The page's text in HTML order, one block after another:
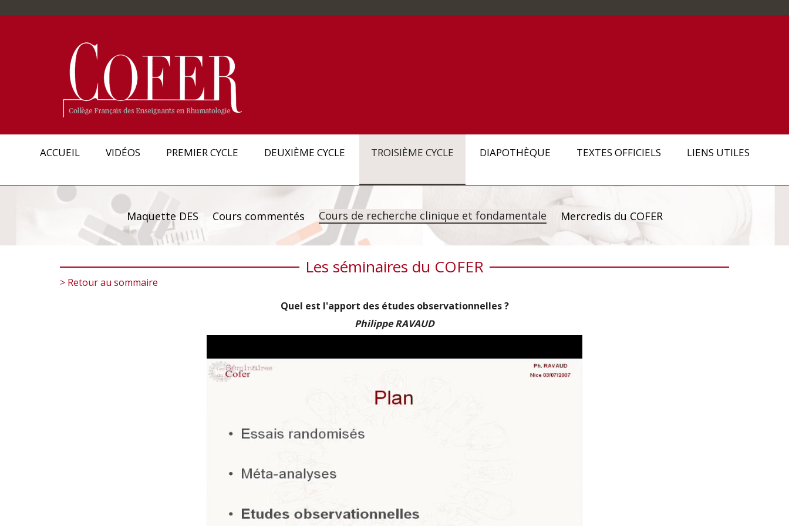
ACCUEIL VIDÉOS PREMIER CYCLE DEUXIÈME CYCLE TROISIÈME CYCLE DIAPOTHÈQUE TEXTES OFFICIELS LIENS UTILES
Maquette DES Cours commentés Cours de recherche clinique et fondamentale Mercredis du COFER
Les séminaires du COFER
> Retour au sommaire
Quel est l'apport des études observationnelles ?
Philippe RAVAUD